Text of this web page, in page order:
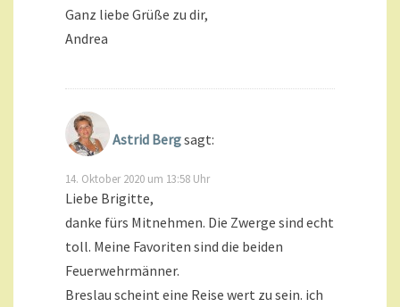
Ganz liebe Grüße zu dir,
Andrea
Astrid Bergsagt:
14. Oktober 2020 um 13:58 Uhr
Liebe Brigitte,
danke fürs Mitnehmen. Die Zwerge sind echt
toll. Meine Favoriten sind die beiden
Feuerwehrmänner.
Breslau scheint eine Reise wert zu sein. ich